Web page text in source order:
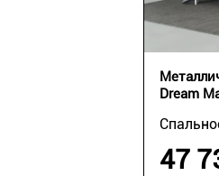
Dream
47